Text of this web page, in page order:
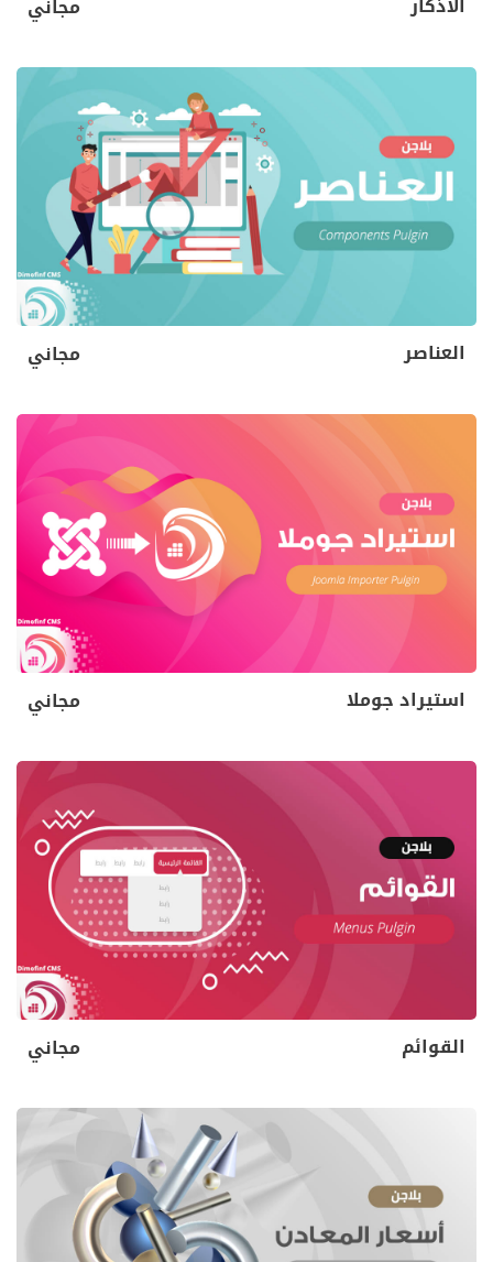
مجاني
العناصر مجاني
استيراد جوملا مجاني
القوائم مجاني